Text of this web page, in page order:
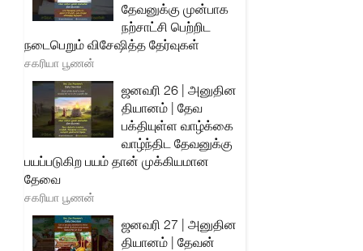
தேவனுக்கு முன்பாக
நற்சாட்சி பெற்றிட
நடைபெறும் விசேஷித்த தேர்வுகள்
சகரியா பூணன்
ஜனவரி 26 | அனுதின
தியானம் | தேவ
பக்தியுள்ள வாழ்க்கை
வாழ்ந்திட தேவனுக்கு
பயப்படுகிற பயம் தான் முக்கியமான
தேவை
சகரியா பூணன்
ஜனவரி 27 | அனுதின
தியானம் | தேவன்